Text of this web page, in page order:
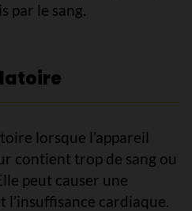
par le sang.
lorsque l’appareil
contient trop de sang ou
peut causer une
cardiaque.